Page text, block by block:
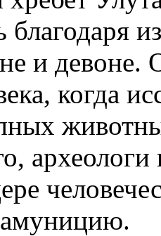
благодаря
и
когда